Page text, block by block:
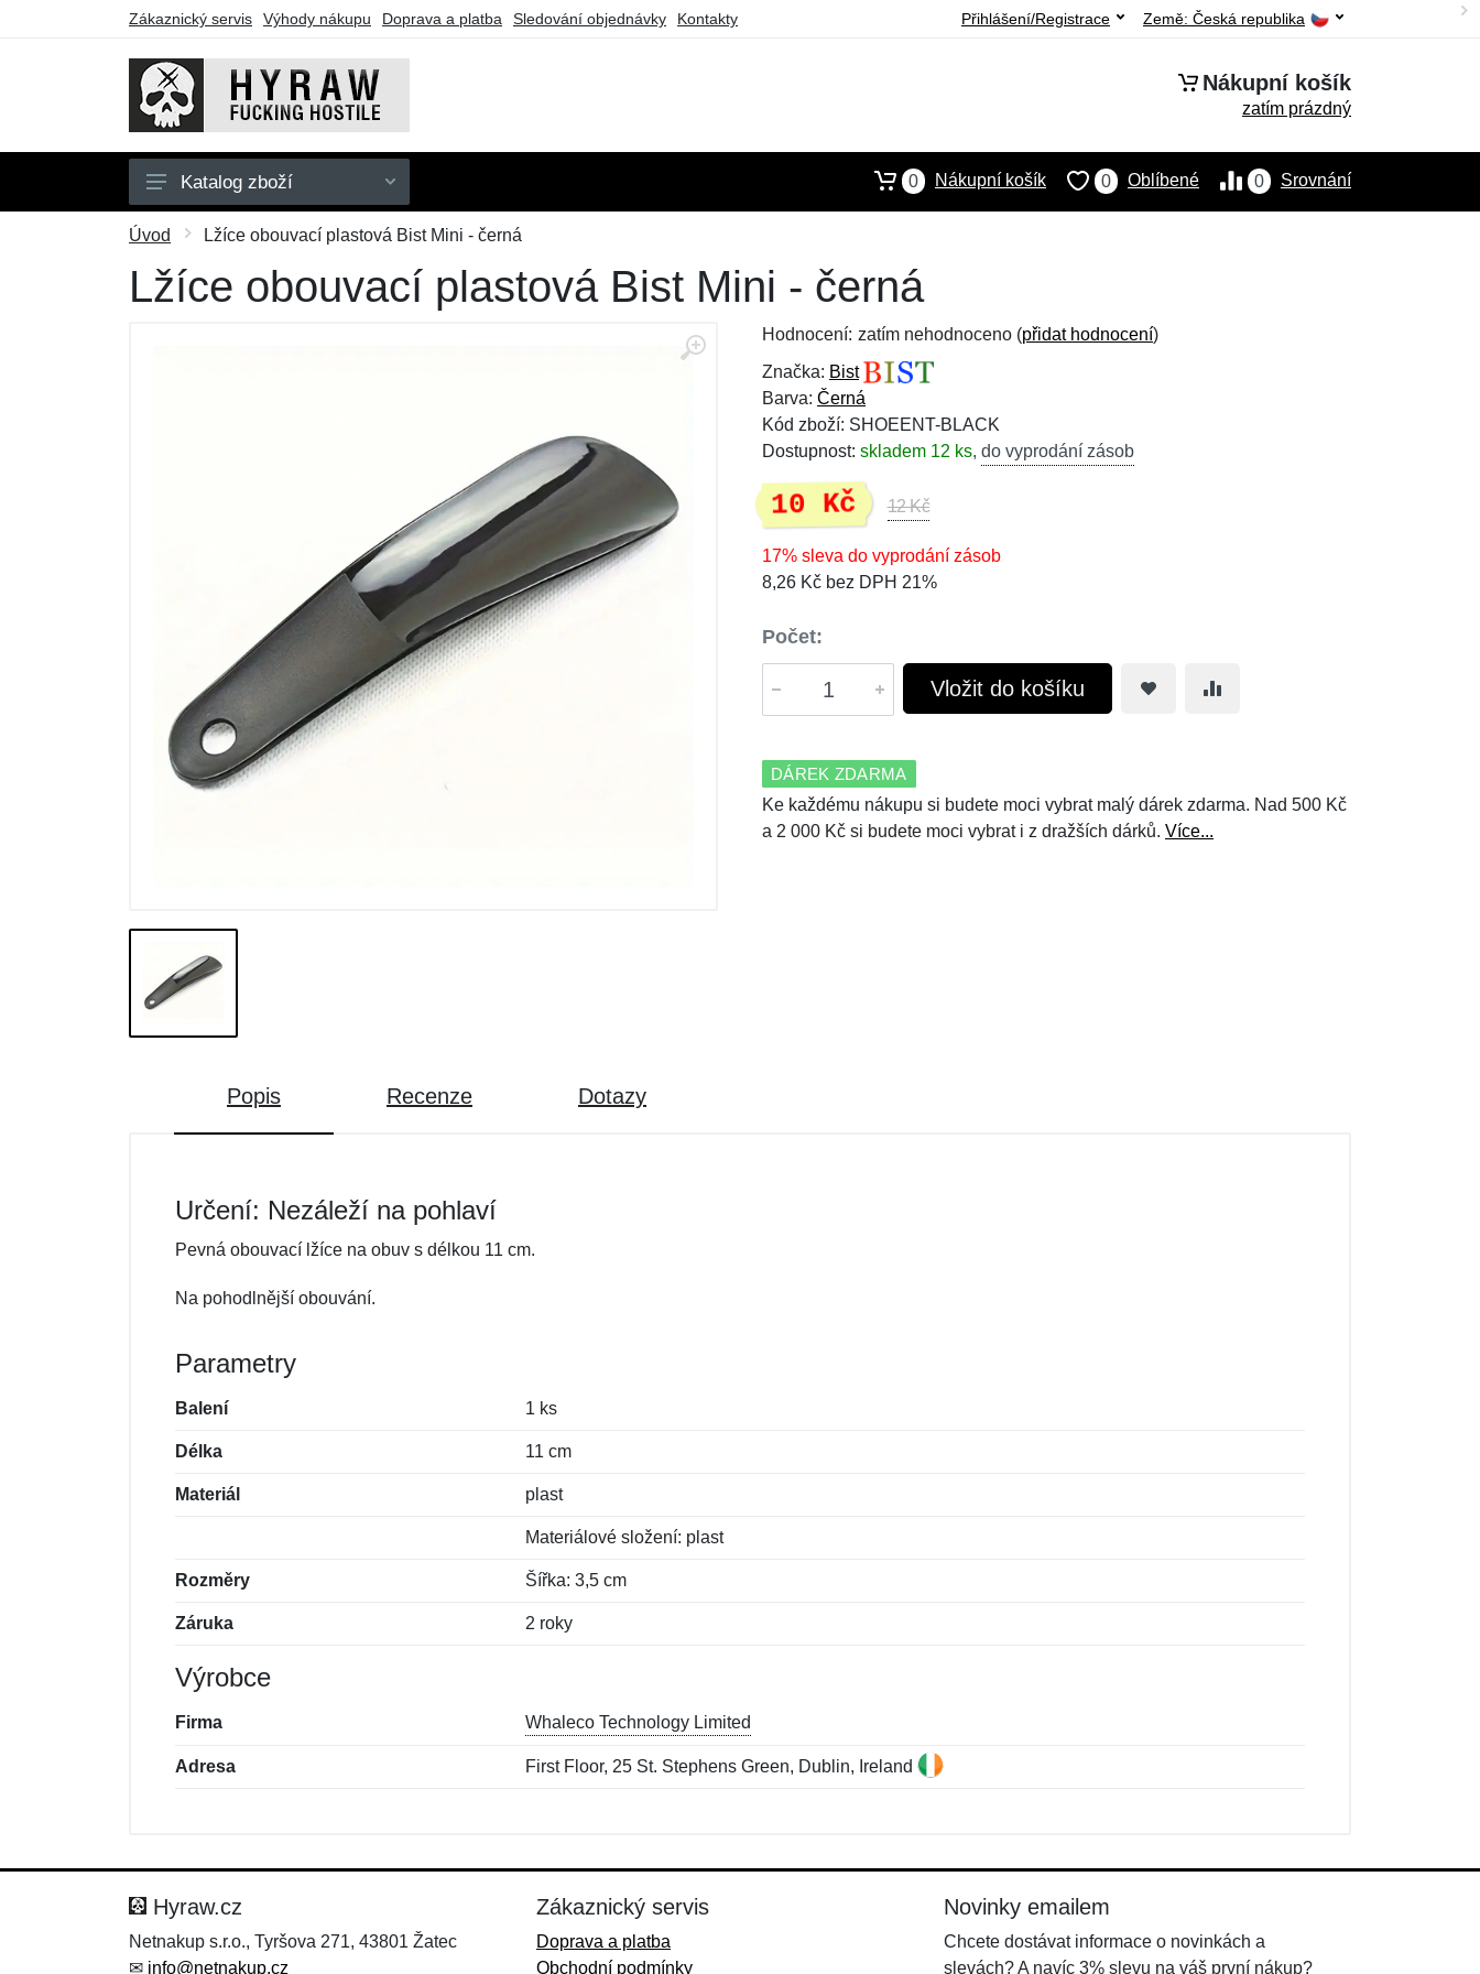
Zákaznický servis Výhody nákupu Doprava a platba Sledování objednávky Kontakty Země: Česká republika
Přihlášení/Registrace
Nákupní košík
zatím prázdný
Pánské
Dámské
Katalog zboží 0 Srovnání
0 Oblíbené
0 Nákupní košík
Úvod Lžíce obouvací plastová Bist Mini - černá
Lžíce obouvací plastová Bist Mini - černá
Hodnocení: zatím nehodnoceno (přidat hodnocení)
Značka: Bist
Barva: Černá
Kód zboží: SHOEENT-BLACK
Dostupnost: skladem 12 ks, do vyprodání zásob
10 Kč 12 Kč
17% sleva do vyprodání zásob
8,26 Kč bez DPH 21%
Počet:
Vložit do košíku
DÁREK ZDARMA
Ke každému nákupu si budete moci vybrat malý dárek zdarma. Nad 500 Kč
a 2 000 Kč si budete moci vybrat i z dražších dárků. Více...
Popis Recenze Dotazy
Určení: Nezáleží na pohlaví
Pevná obouvací lžíce na obuv s délkou 11 cm.
Na pohodlnější obouvání.
Parametry
Balení 1 ks
Délka 11 cm
Materiál plast
Materiálové složení: plast
Rozměry Šířka: 3,5 cm
Záruka 2 roky
Výrobce
Firma Whaleco Technology Limited
Adresa First Floor, 25 St. Stephens Green, Dublin, Ireland
Hyraw.cz
Netnakup s.r.o., Tyršova 271, 43801 Žatec
✉ info@netnakup.cz
Zákaznický servis
Doprava a platba
Obchodní podmínky
Novinky emailem
Chcete dostávat informace o novinkách a
slevách? A navíc 3% slevu na váš první nákup?